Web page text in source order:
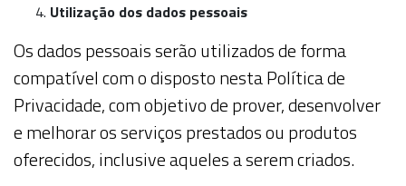
Utilização dos dados pessoais
Os dados pessoais serão utilizados de forma
compatível com o disposto nesta Política de
Privacidade, com objetivo de prover, desenvolver
e melhorar os serviços prestados ou produtos
oferecidos, inclusive aqueles a serem criados.